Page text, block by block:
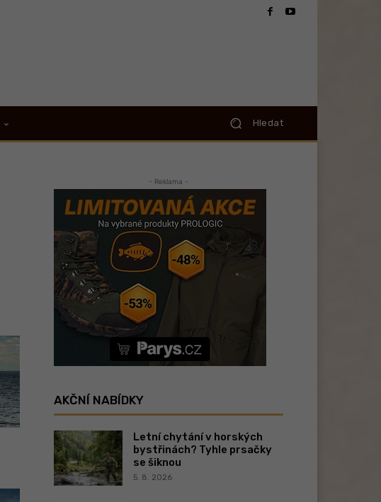
Hledat
- Reklama -
AKČNÍ NABÍDKY
Letní chytání v horských
bystřinách? Tyhle prsačky
se šiknou
5. 8. 2026